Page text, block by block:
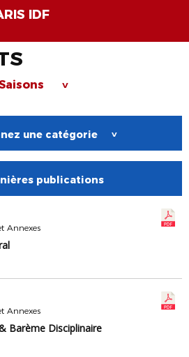
IDF
>
une catégorie >
publications
Annexes
Annexes
Barème Disciplinaire